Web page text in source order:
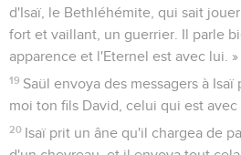
d'Isaï, le Bethléhémite, qui sait
fort et vaillant, un guerrier. Il parle
apparence et l'Eternel est avec lui. »
19 Saül envoya des messagers à
moi ton fils David, celui qui est avec
20 Isaï prit un âne qu'il chargea de